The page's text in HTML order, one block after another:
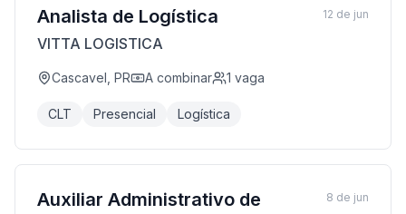
Analista de Logística
VITTA LOGISTICA
Cascavel, PR A combinar 1 vaga
CLT Presencial Logística
12 de jun
Auxiliar Administrativo de 8 de jun